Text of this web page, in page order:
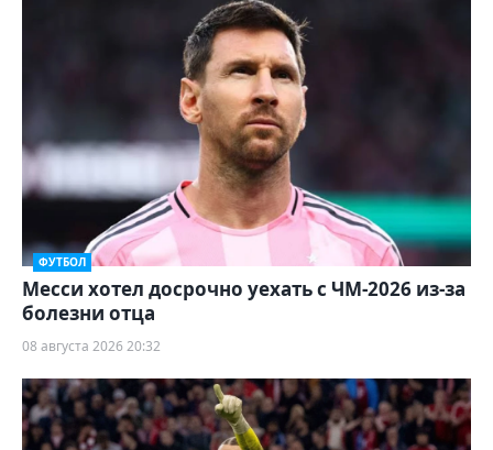
ФУТБОЛ
Месси хотел досрочно уехать с ЧМ-2026 из-за
болезни отца
08 августа 2026 20:32